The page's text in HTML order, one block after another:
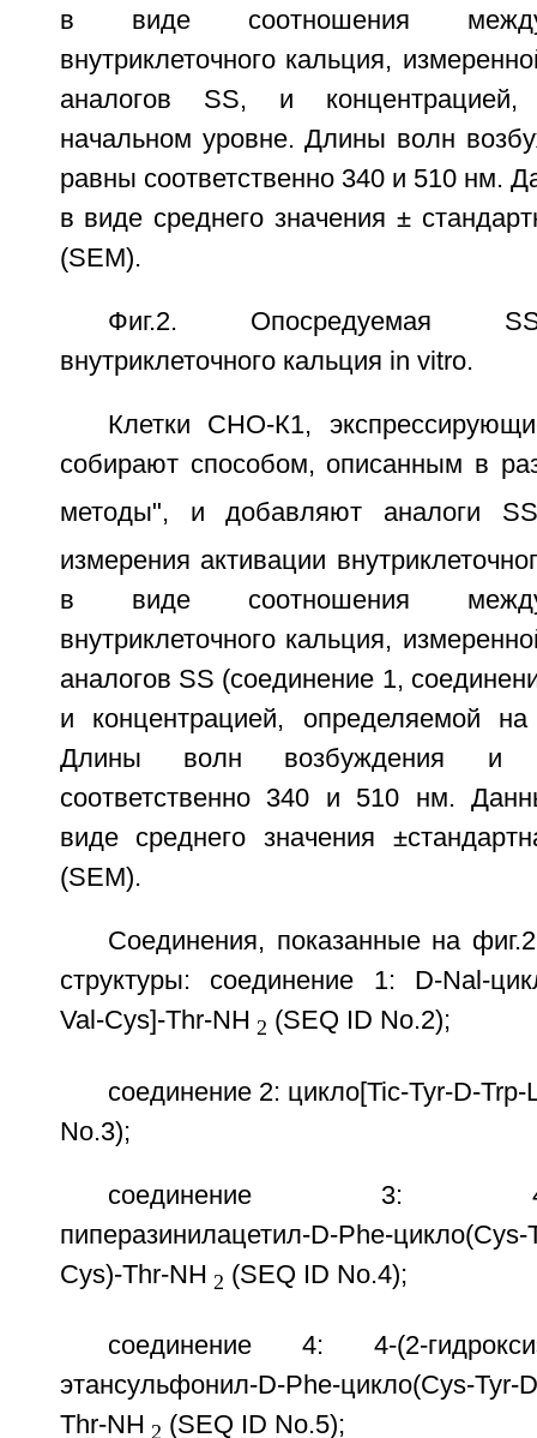
в виде соотношения между
внутриклеточного кальция,
аналогов SS, и
начальном уровне. Длины волн
равны соответственно 340 и 510 нм.
в виде среднего значения ±
(SEM).
Фиг.2. Опосредуемая
внутриклеточного кальция in vitro.
Клетки СНО-К1,
собирают способом, описанным в
методы", и добавляют аналоги
измерения активации
в виде соотношения между
внутриклеточного кальция,
аналогов SS (соединение 1,
и концентрацией, определяемой
Длины волн возбуждения и
соответственно 340 и 510 нм.
виде среднего значения
(SEM).
Соединения, показанные на
структуры: соединение 1: D-Nal-
Val-Cys]-Thr-NH 2 (SEQ ID No.2);
соединение 2: цикло[Tic-Tyr-D-
No.3);
соединение 3: 4-(2-
пиперазинилацетил-D-Phe-цикло(Cys-
Cys)-Thr-NH 2 (SEQ ID No.4);
соединение 4: 4-(2-
этансульфонил-D-Phe-цикло(Cys-Tyr-
Thr-NH 2 (SEQ ID No.5);